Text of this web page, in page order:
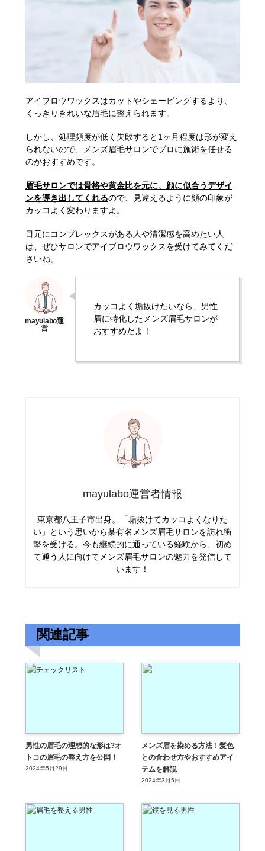
アイブロウワックスはカットやシェービングするより、
くっきりきれいな眉毛に整えられます。
しかし、処理頻度が低く失敗すると1ヶ月程度は形が変え
られないので、メンズ眉毛サロンでプロに施術を任せる
のがおすすめです。
眉毛サロンでは骨格や黄金比を元に、顔に似合うデザイ
ンを導き出してくれるので、見違えるように顔の印象が
カッコよく変わりますよ。
目元にコンプレックスがある人や清潔感を高めたい人
は、ぜひサロンでアイブロウワックスを受けてみてくだ
さいね。
カッコよく垢抜けたいなら、男性
眉に特化したメンズ眉毛サロンが
おすすめだよ！
mayulabo運営者情報
東京都八王子市出身。「垢抜けてカッコよくなりた
い」という思いから某有名メンズ眉毛サロンを訪れ衝
撃を受ける。今も継続的に通っている経験から、初め
て通う人に向けてメンズ眉毛サロンの魅力を発信して
います！
関連記事
男性の眉毛の理想的な形は?オ
トコの眉毛の整え方を公開！
2024年5月29日
メンズ眉を染める方法！髪色
との合わせ方やおすすめアイ
テムを解説
2024年3月5日